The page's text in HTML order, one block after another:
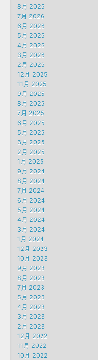
8月 2026
7月 2026
6月 2026
5月 2026
4月 2026
3月 2026
2月 2026
12月 2025
11月 2025
9月 2025
8月 2025
7月 2025
6月 2025
5月 2025
3月 2025
2月 2025
1月 2025
9月 2024
8月 2024
7月 2024
6月 2024
5月 2024
4月 2024
3月 2024
1月 2024
12月 2023
10月 2023
9月 2023
8月 2023
7月 2023
5月 2023
4月 2023
3月 2023
2月 2023
12月 2022
11月 2022
10月 2022